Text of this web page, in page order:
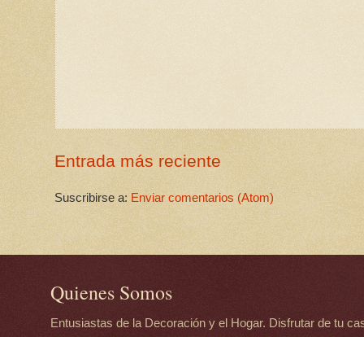
Entrada más reciente
Suscribirse a: Enviar comentarios (Atom)
Quienes Somos
Entusiastas de la Decoración y el Hogar. Disfrutar de tu